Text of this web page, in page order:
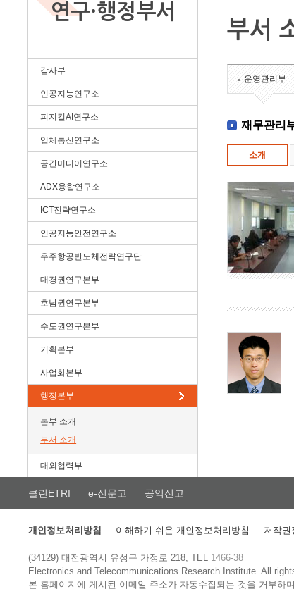
연구·행정부서
감사부
인공지능연구소
피지컬AI연구소
입체통신연구소
공간미디어연구소
ADX융합연구소
ICT전략연구소
인공지능안전연구소
우주항공반도체전략연구단
대경권연구본부
호남권연구본부
수도권연구본부
기획본부
사업화본부
행정본부
본부 소개
부서 소개
대외협력부
부서
운영관리부
재무관리
소개
클린ETRI e-신문고 공익신고
개인정보처리방침 이해하기 쉬운 개인정보처리방침 저작권
(34129) 대전광역시 유성구 가정로 218, TEL 1466-38
Electronics and Telecommunications Research Institute.All
본 홈페이지에 게시된 이메일 주소가 자동수집되는 것을 거부